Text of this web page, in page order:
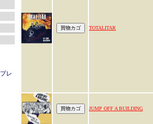
レ
TOTALITAR
JUMP OFF A BUILDING